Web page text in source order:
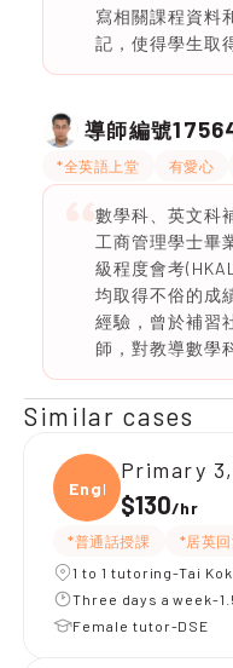
寫相關課程資料
記，使得學生取
導師編號
*全英語上堂 有愛心
數學科、英文科
工商管理學士畢
級程度會考
均取得不俗的成
經驗，曾於補習
師，對教導數學
Similar cases
Engli
Primary
$130/hr
*普通話授課 *居英
1 to 1 tutoring-Tai
Three days a week-
Female tutor-DSE